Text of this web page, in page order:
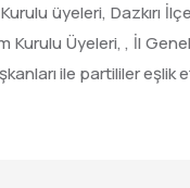
üyeleri, Dazkırı
Kurulu Üyeleri, , İl
ile partililer eşlik